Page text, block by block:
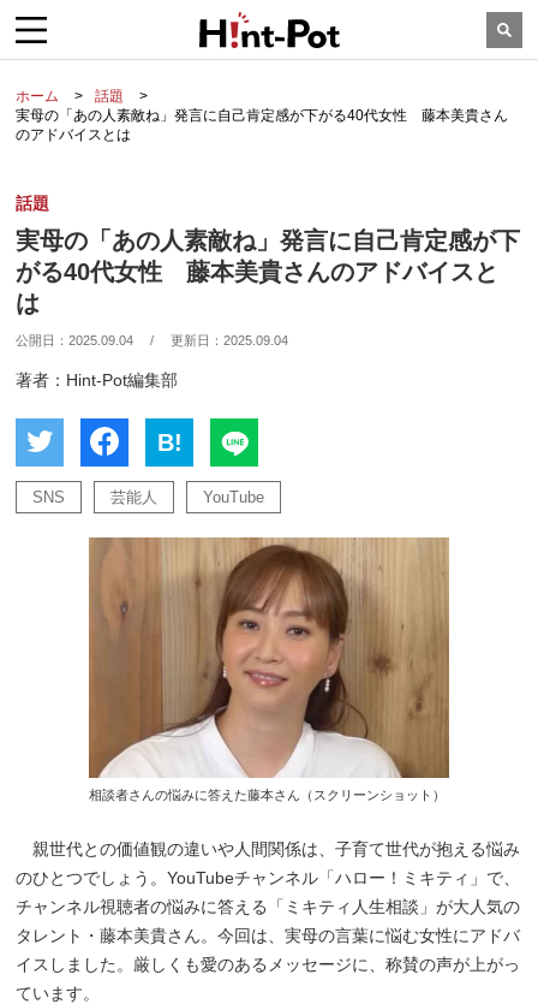
ホーム
話題
実母の「あの人素敵ね」発言に自己肯定感が下がる40代女性 藤本美貴さん
のアドバイスとは
話題
実母の「あの人素敵ね」発言に自己肯定感が下
がる40代女性 藤本美貴さんのアドバイスと
は
公開日：2025.09.04 / 更新日：2025.09.04
著者：Hint-Pot編集部
B!
SNS 芸能人 YouTube
相談者さんの悩みに答えた藤本さん（スクリーンショット）
親世代との価値観の違いや人間関係は、子育て世代が抱える悩み
のひとつでしょう。YouTubeチャンネル「ハロー！ミキティ」で、
チャンネル視聴者の悩みに答える「ミキティ人生相談」が大人気の
タレント・藤本美貴さん。今回は、実母の言葉に悩む女性にアドバ
イスしました。厳しくも愛のあるメッセージに、称賛の声が上がっ
ています。